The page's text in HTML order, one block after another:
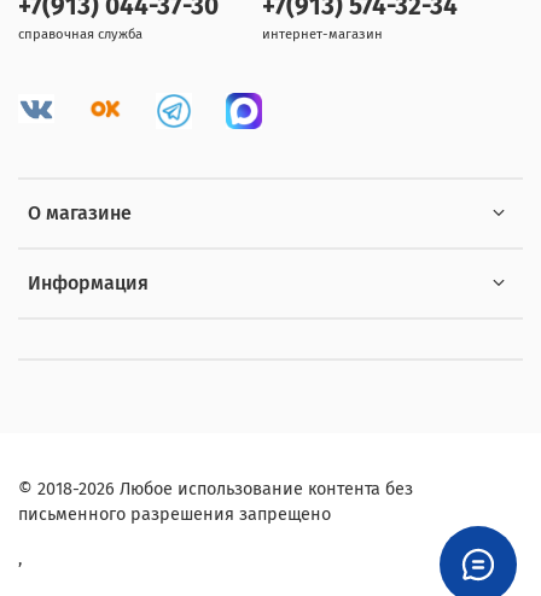
О магазине
Информация
+7(913) 044-37-30
справочная служба
+7(913) 574-32-34
интернет-магазин
© 2018-2026 Любое использование контента без
письменного разрешения запрещено
,